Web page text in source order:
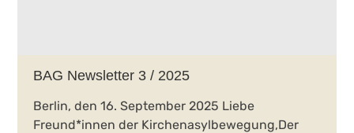
BAG Newsletter 3 / 2025
Berlin, den 16. September 2025 Liebe
Freund*innen der Kirchenasylbewegung,Der